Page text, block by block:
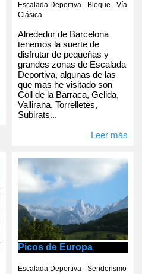
Escalada Deportiva - Bloque - Vía
Clásica
Alrededor de Barcelona
tenemos la suerte de
disfrutar de pequeñas y
grandes zonas de Escalada
Deportiva, algunas de las
que mas he visitado son
Coll de la Barraca, Gelida,
Vallirana, Torrelletes,
Subirats...
Leer más
Picos de Europa
Escalada Deportiva - Senderismo